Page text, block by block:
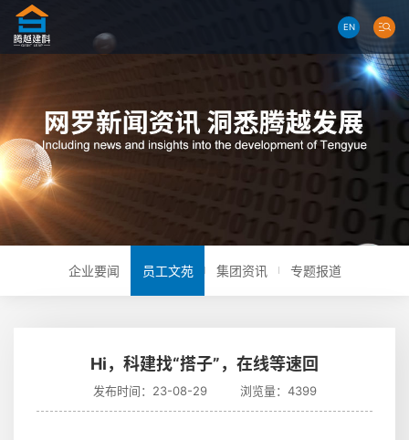
EN
企业要闻 员工文苑 集团资讯 专题报道
Hi，科建找“搭子”，在线等速回
发布时间：23-08-29 浏览量：4399